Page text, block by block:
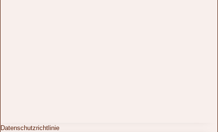
Datenschutzrichtlinie